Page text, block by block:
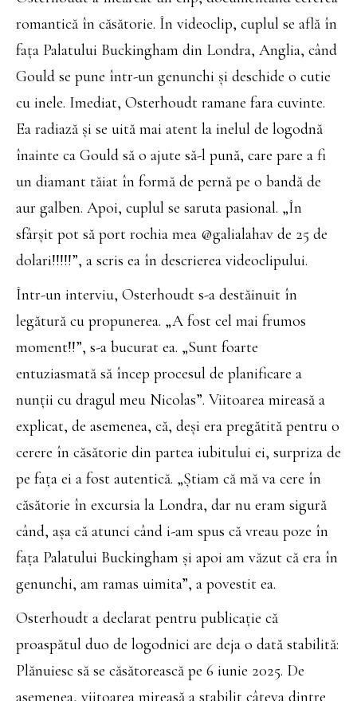
romantică în căsătorie. În videoclip, cuplul se află în
fața Palatului Buckingham din Londra, Anglia, când
Gould se pune într-un genunchi și deschide o cutie
cu inele. Imediat, Osterhoudt ramane fara cuvinte.
Ea radiază și se uită mai atent la inelul de logodnă
înainte ca Gould să o ajute să-l pună, care pare a fi
un diamant tăiat în formă de pernă pe o bandă de
aur galben. Apoi, cuplul se saruta pasional. „În
sfârșit pot să port rochia mea @galialahav de 25 de
dolari!!!!!”, a scris ea în descrierea videoclipului.
Într-un interviu, Osterhoudt s-a destăinuit în
legătură cu propunerea. „A fost cel mai frumos
moment!!”, s-a bucurat ea. „Sunt foarte
entuziasmată să încep procesul de planificare a
nunții cu dragul meu Nicolas”. Viitoarea mireasă a
explicat, de asemenea, că, deși era pregătită pentru o
cerere în căsătorie din partea iubitului ei, surpriza de
pe fața ei a fost autentică. „Știam că mă va cere în
căsătorie în excursia la Londra, dar nu eram sigură
când, așa că atunci când i-am spus că vreau poze în
fața Palatului Buckingham și apoi am văzut că era în
genunchi, am ramas uimita”, a povestit ea.
Osterhoudt a declarat pentru publicație că
proaspătul duo de logodnici are deja o dată stabilită:
Plănuiesc să se căsătorească pe 6 iunie 2025. De
asemenea, viitoarea mireasă a stabilit câteva dintre